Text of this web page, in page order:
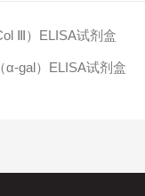
Ⅲ）ELISA试剂盒
α-gal）ELISA试剂盒